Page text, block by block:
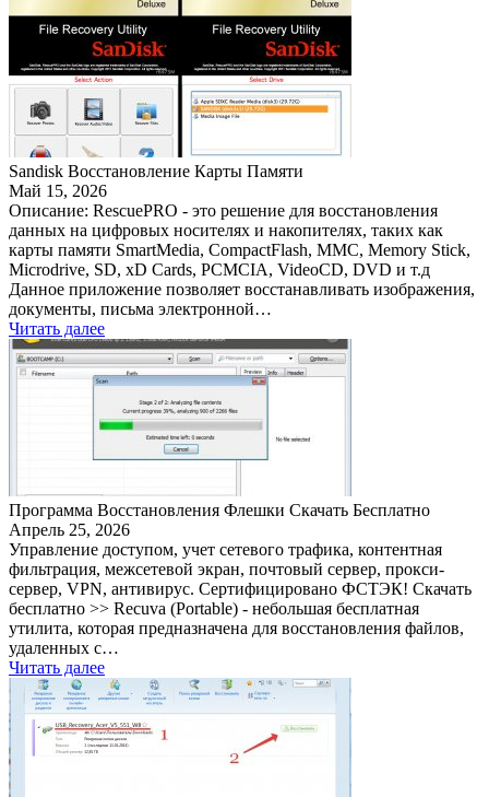
Sandisk Восстановление Карты Памяти
Май 15, 2026
Описание: RescuePRO - это решение для восстановления
данных на цифровых носителях и накопителях, таких как
карты памяти SmartMedia, CompactFlash, MMC, Memory Stick,
Microdrive, SD, xD Cards, PCMCIA, VideoCD, DVD и т.д
Данное приложение позволяет восстанавливать изображения,
документы, письма электронной…
Читать далее
Программа Восстановления Флешки Скачать Бесплатно
Апрель 25, 2026
Управление доступом, учет сетевого трафика, контентная
фильтрация, межсетевой экран, почтовый сервер, прокси-
сервер, VPN, антивирус. Сертифицировано ФСТЭК! Скачать
бесплатно >> Recuva (Portable) - небольшая бесплатная
утилита, которая предназначена для восстановления файлов,
удаленных с…
Читать далее